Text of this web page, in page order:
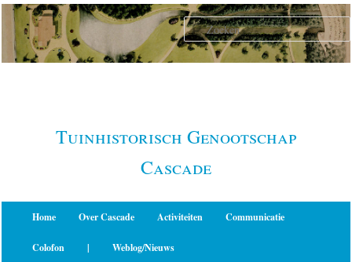
Spring
naar
primaire
Tuinhistorisch Genootschap
Cascade
Home Over Cascade Activiteiten Communicatie
Colofon | Weblog/Nieuws